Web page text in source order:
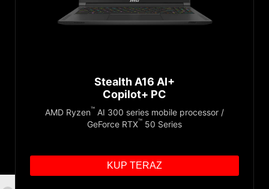
Stealth A16 AI+
Copilot+ PC
AMD Ryzen™ AI 300 series mobile processor /
GeForce RTX™ 50 Series
KUP TERAZ